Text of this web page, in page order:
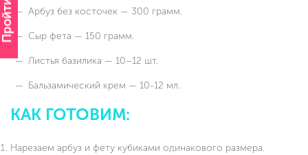
Арбуз без косточек — 300 грамм.
Сыр фета — 150 грамм.
Листья базилика — 10–12 шт.
Бальзамический крем — 10-12 мл.
КАК ГОТОВИМ:
Нарезаем арбуз и фету кубиками одинакового размера.